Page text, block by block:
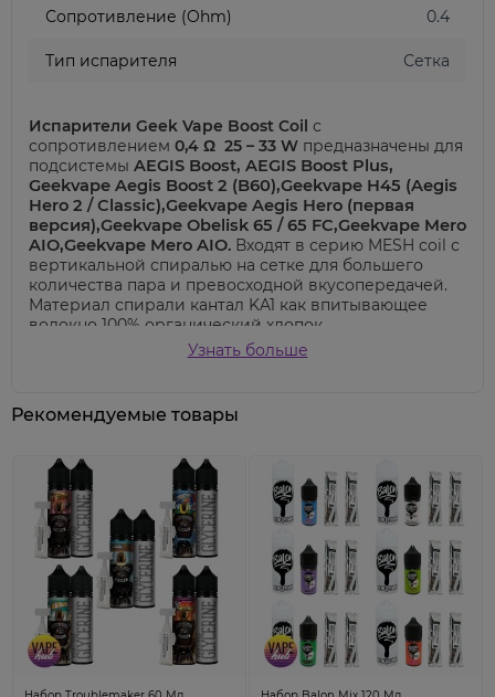
Сопротивление (Ohm) 0.4
Тип испарителя Сетка
Испарители Geek Vape Boost Coil с
сопротивлением 0,4 Ω 25 – 33 W предназначены для
подсистемы AEGIS Boost, AEGIS Boost Plus,
Geekvape Aegis Boost 2 (B60),Geekvape H45 (Aegis
Hero 2 / Classic),Geekvape Aegis Hero (первая
версия),Geekvape Obelisk 65 / 65 FC,Geekvape Mero
AIO,Geekvape Mero AIO. Входят в серию MESH coil с
вертикальной спиралью на сетке для большего
количества пара и превосходной вкусопередачей.
Материал спирали кантал KA1 как впитывающее
волокно 100% органический хлопок.
Внимание! Цена указана за 1 шт. Для использования
наAEGIS Boost, AEGIS Boost Plus, Geekvape Aegis
Boost 2 (B60),Geekvape H45 (Aegis Hero 2 /
Classic),Geekvape Aegis Hero (первая
версия),Geekvape Obelisk 65 / 65 FC,Geekvape Mero
AIO,Geekvape Mero AIO.
Испаритель должен впитать
Узнать больше
Рекомендуемые товары